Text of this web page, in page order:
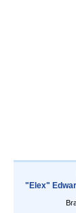
"Elex"